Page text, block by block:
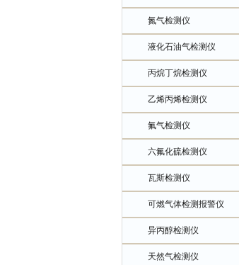
氮气检测仪
液化石油气检测仪
丙烷丁烷检测仪
乙烯丙烯检测仪
氟气检测仪
六氟化硫检测仪
瓦斯检测仪
可燃气体检测报警仪
异丙醇检测仪
天然气检测仪